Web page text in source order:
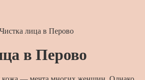
Чистка лица в Перово
в Перово